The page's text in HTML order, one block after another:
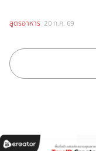
สูตรอาหาร 20 ก.ค. 69